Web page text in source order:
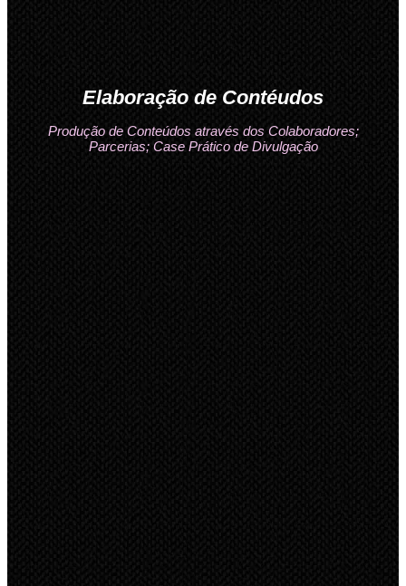
Elaboração de Contéudos
Produção de Conteúdos através dos Colaboradores;
Parcerias; Case Prático de Divulgação